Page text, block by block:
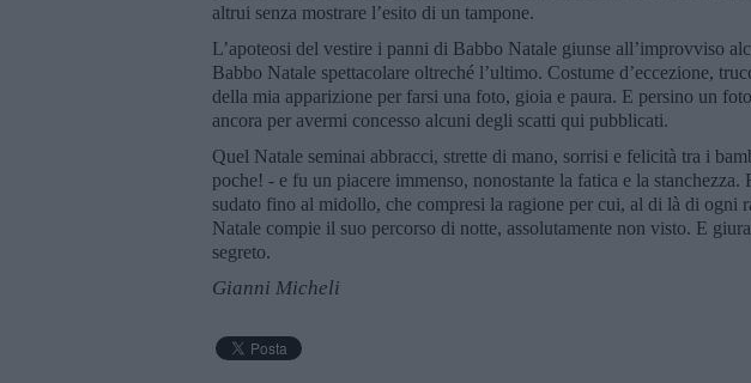
altrui senza mostrare l’esito di un tampone.
L’apoteosi del vestire i panni di Babbo Natale giunse all’improvviso
Babbo Natale spettacolare oltreché l’ultimo. Costume d’eccezione,
della mia apparizione per farsi una foto, gioia e paura. E persino un
ancora per avermi concesso alcuni degli scatti qui pubblicati.
Quel Natale seminai abbracci, strette di mano, sorrisi e felicità tra i
poche! - e fu un piacere immenso, nonostante la fatica e la
sudato fino al midollo, che compresi la ragione per cui, al di là di ogni
Natale compie il suo percorso di notte, assolutamente non visto. E
segreto.
Gianni Micheli